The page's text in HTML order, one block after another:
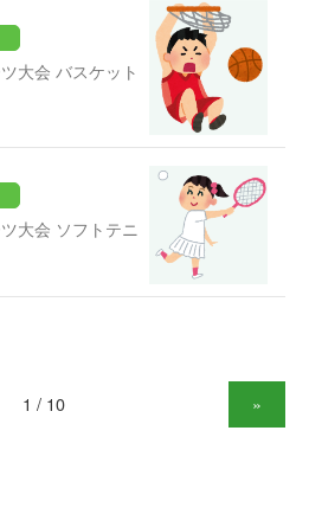
大会 バスケット
大会 ソフトテニ
1 / 10 »